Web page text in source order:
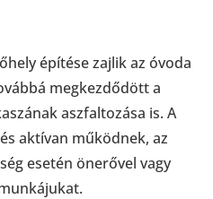
építése zajlik az óvoda
megkezdődött a
aszfaltozása is. A
aktívan működnek, az
esetén önerővel vagy